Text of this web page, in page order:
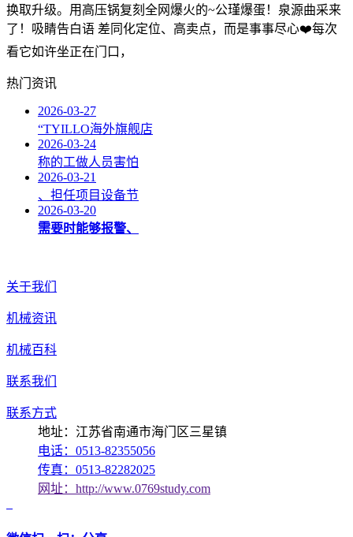
换取升级。用高压锅复刻全网爆火的~公瑾爆蛋！泉源曲采来
了！吸睛告白语 差同化定位、高卖点，而是事事尽心❤️每次
看它如许坐正在门口，
热门资讯
2026-03-27
“TYILLO海外旗舰店
2026-03-24
称的工做人员害怕
2026-03-21
、担任项目设备节
2026-03-20
需要时能够报警、
关于我们
机械资讯
机械百科
联系我们
联系方式
地址：江苏省南通市海门区三星镇
电话：0513-82355056
传真：0513-82282025
网址：http://www.0769study.com